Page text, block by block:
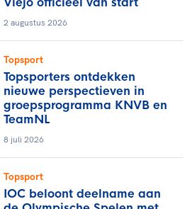
2 augustus 2026
Topsport
Topsporters ontdekken
nieuwe perspectieven in
groepsprogramma KNVB en
TeamNL
8 juli 2026
Topsport
IOC beloont deelname aan